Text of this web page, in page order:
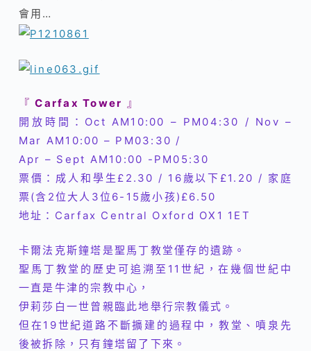
會用…
『Carfax Tower 』
開放時間：Oct AM10:00 – PM04:30 / Nov –
Mar AM10:00 – PM03:30 /
Apr – Sept AM10:00 -PM05:30
票價：成人和學生£2.30 / 16歲以下£1.20 / 家庭
票(含2位大人3位6-15歲小孩) £6.50
地址：Carfax Central Oxford OX1 1ET
卡爾法克斯鐘塔是聖馬丁教堂僅存的遺跡。
聖馬丁教堂的歷史可追溯至11世紀，在幾個世紀中
一直是牛津的宗教中心，
伊莉莎白一世曾親臨此地舉行宗教儀式。
但在19世紀道路不斷擴建的過程中，教堂、噴泉先
後被拆除，只有鐘塔留了下來。